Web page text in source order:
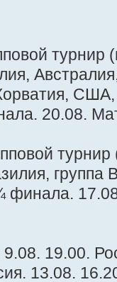
турнир
20.08.
финала.
19.00.
13.08.